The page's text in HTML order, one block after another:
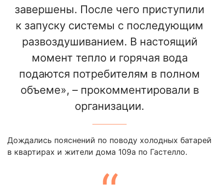
завершены. После чего приступили
к запуску системы с последующим
развоздушиванием. В настоящий
момент тепло и горячая вода
подаются потребителям в полном
объеме», – прокомментировали в
организации.
Дождались пояснений по поводу холодных батарей
в квартирах и жители дома 109а по Гастелло.